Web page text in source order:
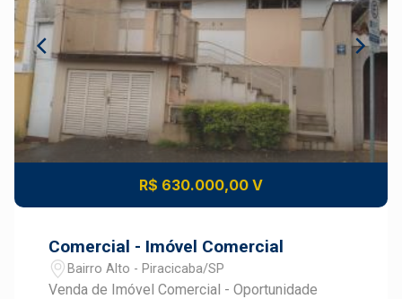
R$ 630.000,00 V
Comercial - Imóvel Comercial
Bairro Alto - Piracicaba/SP
Venda de Imóvel Comercial - Oportunidade